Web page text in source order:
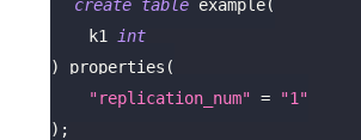
create table example(
    k1
int
)
properties (
"replication_num" =
"1"
) ;